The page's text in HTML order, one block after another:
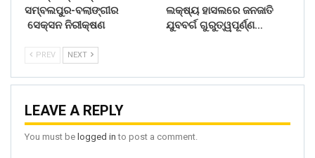
ସମ୍ବଲପୁର-ବଲାଙ୍ଗୀର
ସେକ୍ସନ ନିରୀକ୍ଷଣ
ଲକ୍ଷ୍ୟ ହାସଲରେ ଜନଜାତି
ଯୁବବର୍ଗ ଗୁରୁତ୍ୱପୂର୍ଣ୍ଣ…
PREV NEXT
LEAVE A REPLY
You must be logged in to post a comment.